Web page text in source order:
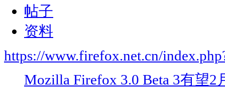
帖子
资料
https://www.firefox.net.cn/
Mozilla Firefox 3.0 Beta 3有望2